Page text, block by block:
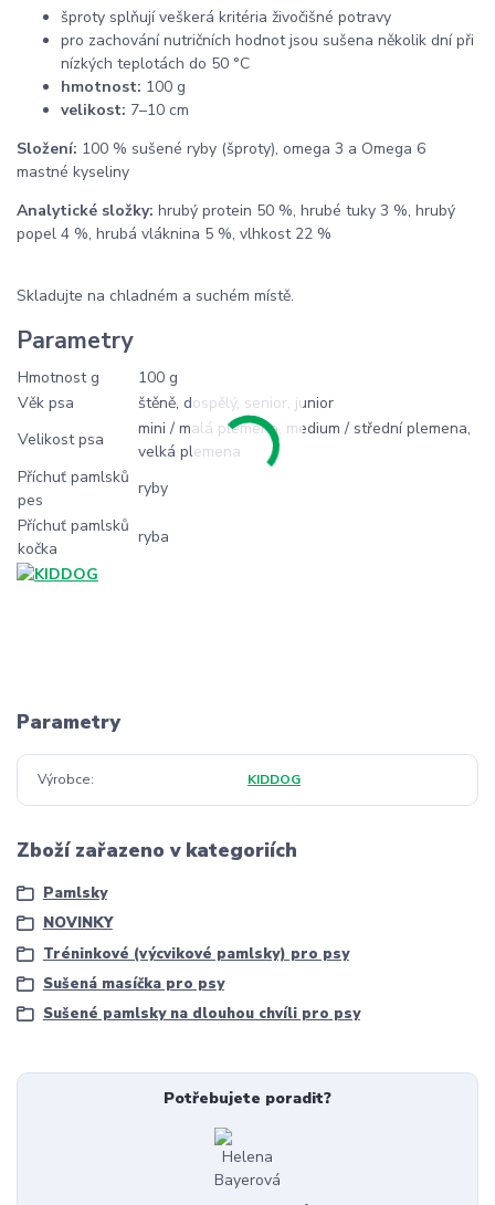
šproty splňují veškerá kritéria živočišné potravy
pro zachování nutričních hodnot jsou sušena několik dní při
nízkých teplotách do 50 °C
hmotnost: 100 g
velikost: 7–10 cm
Složení: 100 % sušené ryby (šproty), omega 3 a Omega 6
mastné kyseliny
Analytické složky: hrubý protein 50 %, hrubé tuky 3 %, hrubý
popel 4 %, hrubá vláknina 5 %, vlhkost 22 %
Skladujte na chladném a suchém místě.
Parametry
Hmotnost g
100 g
Věk psa
štěně, dospělý, senior, junior
Velikost psa
mini / malá plemena, medium / střední plemena,
velká plemena
Příchuť pamlsků
pes
ryby
Příchuť pamlsků
kočka
ryba
Parametry
Výrobce KIDDOG
Zboží zařazeno v kategoriích
Pamlsky
NOVINKY
Tréninkové (výcvikové pamlsky) pro psy
Sušená masíčka pro psy
Sušené pamlsky na dlouhou chvíli pro psy
Potřebujete poradit?